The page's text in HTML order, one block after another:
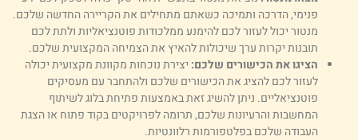
פנימי, הדרכה ותמיכה כשאתם מתחילים את הקריירה החדשה שלכם.
מנטור יכול לעזור לכם להימנע ממלכודות פוטנציאליות ולתת לכם
תובנות יקרות ערך שיכולות להאיץ את הצמיחה המקצועית שלכם.
הציגו את הכישורים שלכם:יצירת נוכחות מקוונת מקצועית יכולה
לעזור לכם להציג את הכישורים שלכם ולהתחבר עם מעסיקים
פוטנציאליים. ניתן להשיג זאת באמצעות פתיחת בלוג לשיתוף
המחשבות והרעיונות שלכם, תרומה לפרויקטים בקוד פתוח או הצגת
העבודה שלכם בפלטפורמות רלוונטיות.